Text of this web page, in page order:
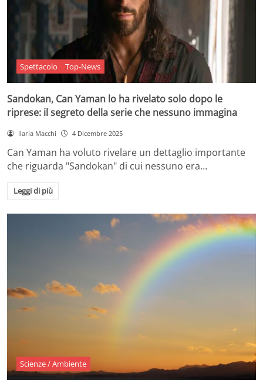
Spettacolo Top-News
Sandokan, Can Yaman lo ha rivelato solo dopo le
riprese: il segreto della serie che nessuno immagina
Ilaria Macchi 4 Dicembre 2025
Can Yaman ha voluto rivelare un dettaglio importante
che riguarda "Sandokan" di cui nessuno era…
Leggi di più
Scienze / Ambiente